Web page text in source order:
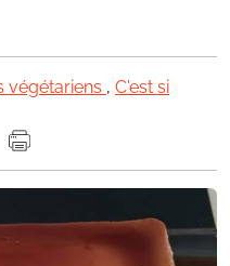
végétariens , C'est si